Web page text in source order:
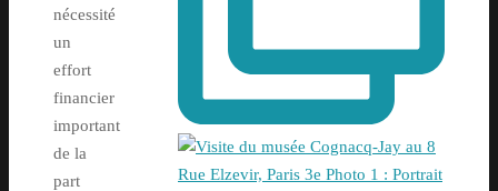
nécessité
un
effort
financier
important
de la
part